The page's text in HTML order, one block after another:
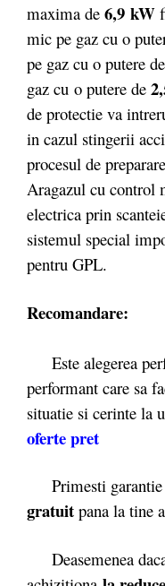
maxima de 6,9 kW
mic pe gaz cu o
pe gaz cu o putere de
gaz cu o putere de
de protectie va
in cazul stingerii
procesul de
Aragazul cu control
electrica prin
sistemul special
pentru GPL.
Recomandare:
Este alegerea
performant care sa
situatie si cerinte la
oferte pret
Primesti
gratuit pana la tine
Deasemenea